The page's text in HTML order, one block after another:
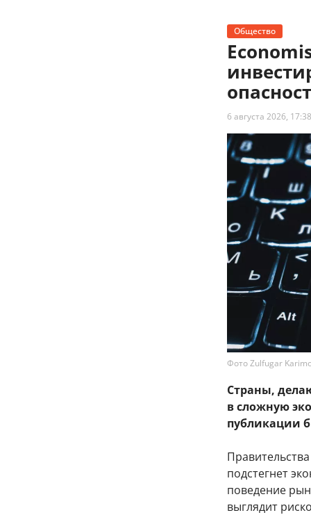
Общество
6 августа 2026, 17:38
Фото Zulfugar
Страны,
в сложную
публикации
подстегнет
поведение
выглядит